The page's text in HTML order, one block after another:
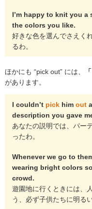
I’m happy to knit you
the colors you like.
好きな色を選んでさえく
るわ。
ほかにも “pick out” には、
があります。
I couldn’t pick him out
description you gave
あなたの説明では、パー
ったわ。
Whenever we go to
wearing bright colors
crowd.
遊園地に行くときには、
う、必ず子供たちに明る